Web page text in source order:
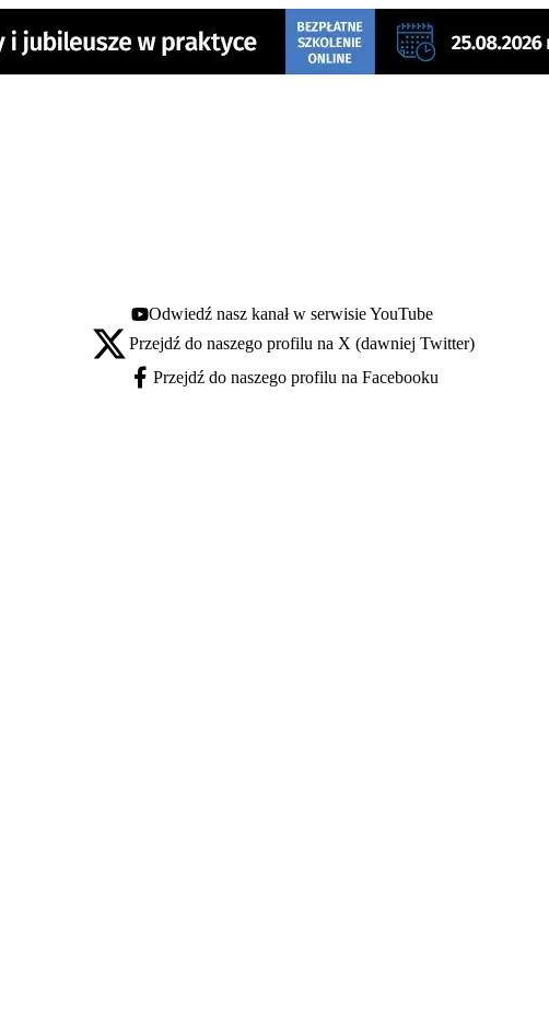
Youtube - otwiera się w nowej karcie
Odwiedź nasz kanał w serwisie YouTube
X - otwiera się w nowej karcie
Przejdź do naszego profilu na X (dawniej Twitter)
Facebook - otwiera się w nowej karcie
Przejdź do naszego profilu na Facebooku